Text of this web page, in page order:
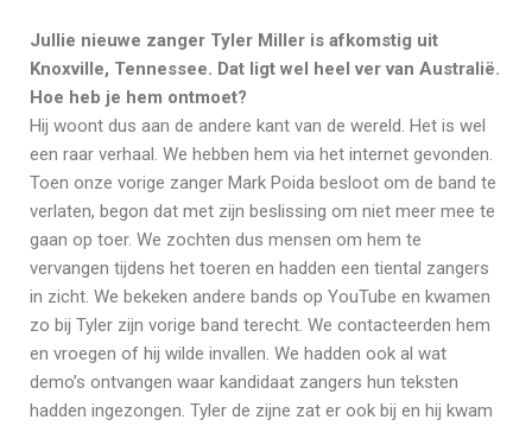
Jullie nieuwe zanger Tyler Miller is afkomstig uit
Knoxville, Tennessee. Dat ligt wel heel ver van Australië.
Hoe heb je hem ontmoet?
Hij woont dus aan de andere kant van de wereld. Het is wel
een raar verhaal. We hebben hem via het internet gevonden.
Toen onze vorige zanger Mark Poida besloot om de band te
verlaten, begon dat met zijn beslissing om niet meer mee te
gaan op toer. We zochten dus mensen om hem te
vervangen tijdens het toeren en hadden een tiental zangers
in zicht. We bekeken andere bands op YouTube en kwamen
zo bij Tyler zijn vorige band terecht. We contacteerden hem
en vroegen of hij wilde invallen. We hadden ook al wat
demo’s ontvangen waar kandidaat zangers hun teksten
hadden ingezongen. Tyler de zijne zat er ook bij en hij kwam